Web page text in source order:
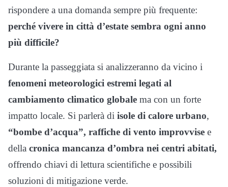
rispondere a una domanda sempre più frequente:
perché vivere in città d’estate sembra ogni anno
più difficile?
Durante la passeggiata si analizzeranno da vicino i
fenomeni meteorologici estremi legati al
cambiamento climatico globale ma con un forte
impatto locale. Si parlerà di isole di calore urbano,
“bombe d’acqua”, raffiche di vento improvvise e
della cronica mancanza d’ombra nei centri abitati,
offrendo chiavi di lettura scientifiche e possibili
soluzioni di mitigazione verde.